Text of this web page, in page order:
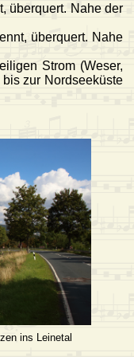
überquert. Nahe der
überquert. Nahe
Strom (Weser,
zur Nordseeküste
ins Leinetal